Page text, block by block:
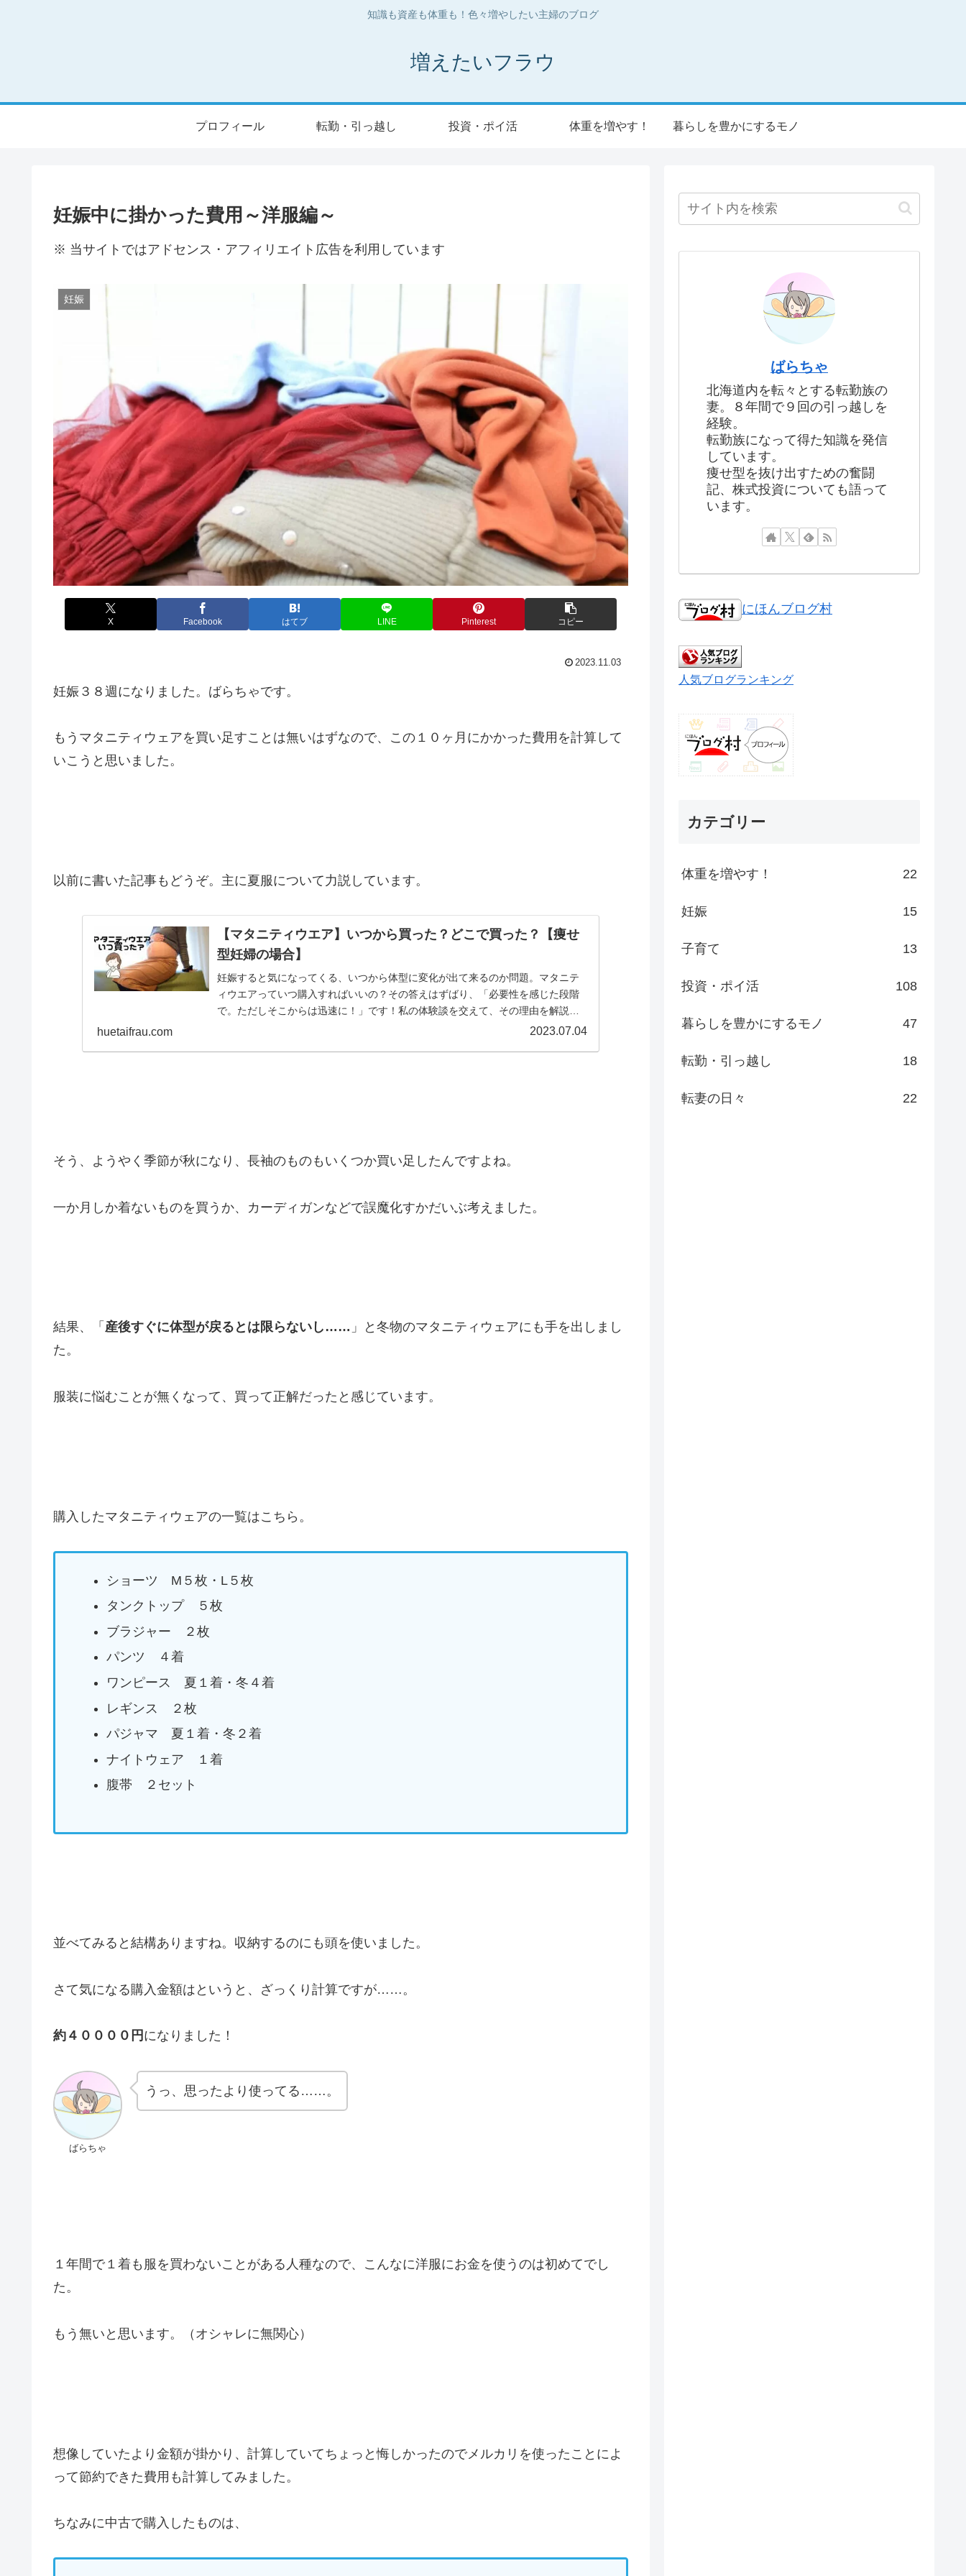
知識も資産も体重も！色々増やしたい主婦のブログ
増えたいフラウ
プロフィール 転勤・引っ越し 投資・ポイ活 体重を増やす！ 暮らしを豊かにするモノ
妊娠中に掛かった費用～洋服編～
※ 当サイトではアドセンス・アフィリエイト広告を利用しています
妊娠
X Facebook はてブ LINE Pinterest コピー
2023.11.03
妊娠３８週になりました。ばらちゃです。
もうマタニティウェアを買い足すことは無いはずなので、この１０ヶ月にかかった費用を計算して
いこうと思いました。
以前に書いた記事もどうぞ。主に夏服について力説しています。
【マタニティウエア】いつから買った？どこで買った？【痩せ
型妊婦の場合】
妊娠すると気になってくる、いつから体型に変化が出て来るのか問題。マタニテ
ィウエアっていつ購入すればいいの？その答えはずばり、「必要性を感じた段階
で。ただしそこからは迅速に！」です！私の体験談を交えて、その理由を解説し
huetaifrau.com 2023.07.04
そう、ようやく季節が秋になり、長袖のものもいくつか買い足したんですよね。
一か月しか着ないものを買うか、カーディガンなどで誤魔化すかだいぶ考えました。
結果、「 産後すぐに体型が戻るとは限らないし…… 」と冬物のマタニティウェアにも手を出しまし
た。
服装に悩むことが無くなって、買って正解だったと感じています。
購入したマタニティウェアの一覧はこちら。
ショーツ M５枚・L５枚
タンクトップ ５枚
ブラジャー ２枚
パンツ ４着
ワンピース 夏１着・冬４着
レギンス ２枚
パジャマ 夏１着・冬２着
ナイトウェア １着
腹帯 ２セット
並べてみると結構ありますね。収納するのにも頭を使いました。
さて気になる購入金額はというと、ざっくり計算ですが……。
約４００００円 になりました！
ばらちゃ
うっ、思ったより使ってる……。
１年間で１着も服を買わないことがある人種なので、こんなに洋服にお金を使うのは初めてでし
た。
もう無いと思います。（オシャレに無関心）
想像していたより金額が掛かり、計算していてちょっと悔しかったのでメルカリを使ったことによ
って節約できた費用も計算してみました。
ちなみに中古で購入したものは、
ばらちゃ
北海道内を転々とする転勤族の
妻。８年間で９回の引っ越しを
経験。
転勤族になって得た知識を発信
しています。
痩せ型を抜け出すための奮闘
記、株式投資についても語って
います。
にほんブログ村
人気ブログランキング
カテゴリー
体重を増やす！ 22
妊娠 15
子育て 13
投資・ポイ活 108
暮らしを豊かにするモノ 47
転勤・引っ越し 18
転妻の日々 22